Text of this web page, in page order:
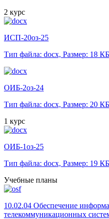
2 курс
ИСП-20оз-25
Тип файла: docx, Размер: 18 КБ
ОИБ-2оз-24
Тип файла: docx, Размер: 20 КБ
1 курс
ОИБ-1оз-25
Тип файла: docx, Размер: 19 КБ
Учебные планы
10.02.04 Обеспечение
телекоммуникационных